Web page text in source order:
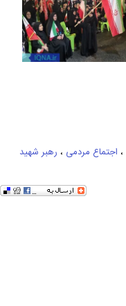
، اجتماع مردمی ، رهبر شهید